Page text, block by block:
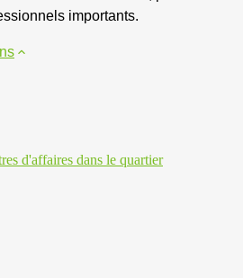
importants.
d'affaires dans le quartier